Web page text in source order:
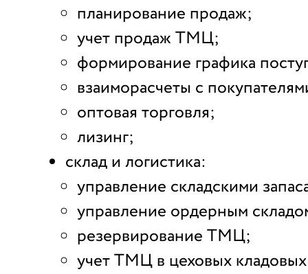
планирование продаж;
учет продаж ТМЦ;
формирование графика
взаиморасчеты с
оптовая торговля;
лизинг;
склад и логистика:
управление складскими
управление ордерным
резервирование ТМЦ;
учет ТМЦ в цеховых